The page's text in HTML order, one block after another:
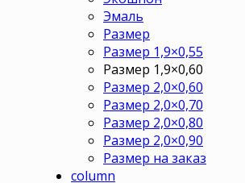
Эмаль
Размер
Размер 1,9×0,55
Размер 1,9×0,60
Размер 2,0×0,60
Размер 2,0×0,70
Размер 2,0×0,80
Размер 2,0×0,90
Размер на заказ
column